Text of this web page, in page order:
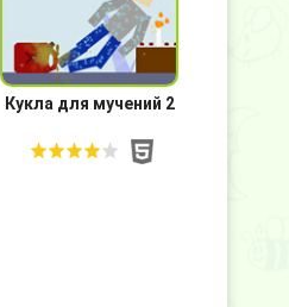
Кукла для мучений 2